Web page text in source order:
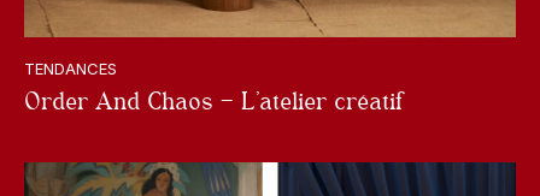
TENDANCES
Order And Chaos – L’atelier créatif